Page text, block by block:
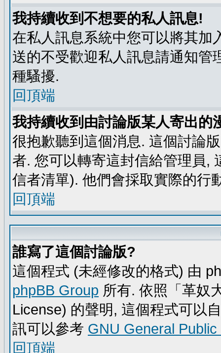
我持續收到不想要的私人訊息!
在私人訊息系統中您可以將其加
送的不受歡迎私人訊息請通知管
種騷擾.
回頂端
我持續收到由討論版某人寄出的
很抱歉聽到這個消息. 這個討論
者. 您可以轉寄這封信給管理員,
信者清單). 他們會採取實際的行
回頂端
誰寫了這個討論版?
這個程式 (未經修改的格式) 由
phpBB Group 所有. 依照「革奴
License) 的聲明, 這個程式可以
訊可以參考 GNU General
回頂端